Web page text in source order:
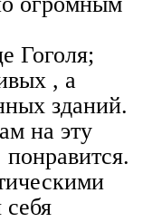
Гоголя;
, а
зданий.
на эту